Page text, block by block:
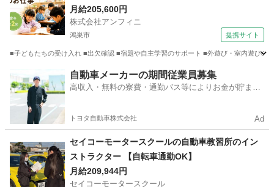
月給205,600円
株式会社アンフィニ
鴻巣市 提携サイト
■子どもたちの受け入れ ■出欠確認 ■宿題や自主学習のサポート ■外遊び・室内遊び
保育士
自動車メーカーの期間従業員募集
高収入・無料の寮費・通勤バス等によりお金が貯まり
トヨタ自動車株式会社 Ad
セイコーモータースクールの自動車教習所のイン
ストラクター 【自転車通勤OK】
月給209,944円
セイコーモータースクール